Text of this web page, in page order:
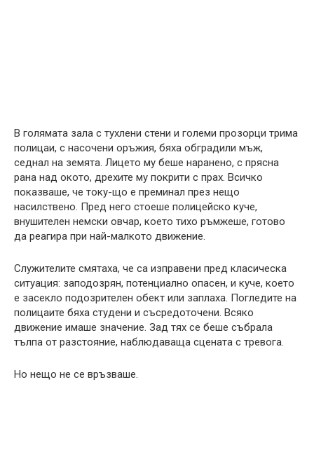
В голямата зала с тухлени стени и големи прозорци трима
полицаи, с насочени оръжия, бяха обградили мъж,
седнал на земята. Лицето му беше наранено, с прясна
рана над окото, дрехите му покрити с прах. Всичко
показваше, че току-що е преминал през нещо
насилствено. Пред него стоеше полицейско куче,
внушителен немски овчар, което тихо ръмжеше, готово
да реагира при най-малкото движение.
Служителите смятаха, че са изправени пред класическа
ситуация: заподозрян, потенциално опасен, и куче, което
е засекло подозрителен обект или заплаха. Погледите на
полицаите бяха студени и съсредоточени. Всяко
движение имаше значение. Зад тях се беше събрала
тълпа от разстояние, наблюдаваща сцената с тревога.
Но нещо не се връзваше.